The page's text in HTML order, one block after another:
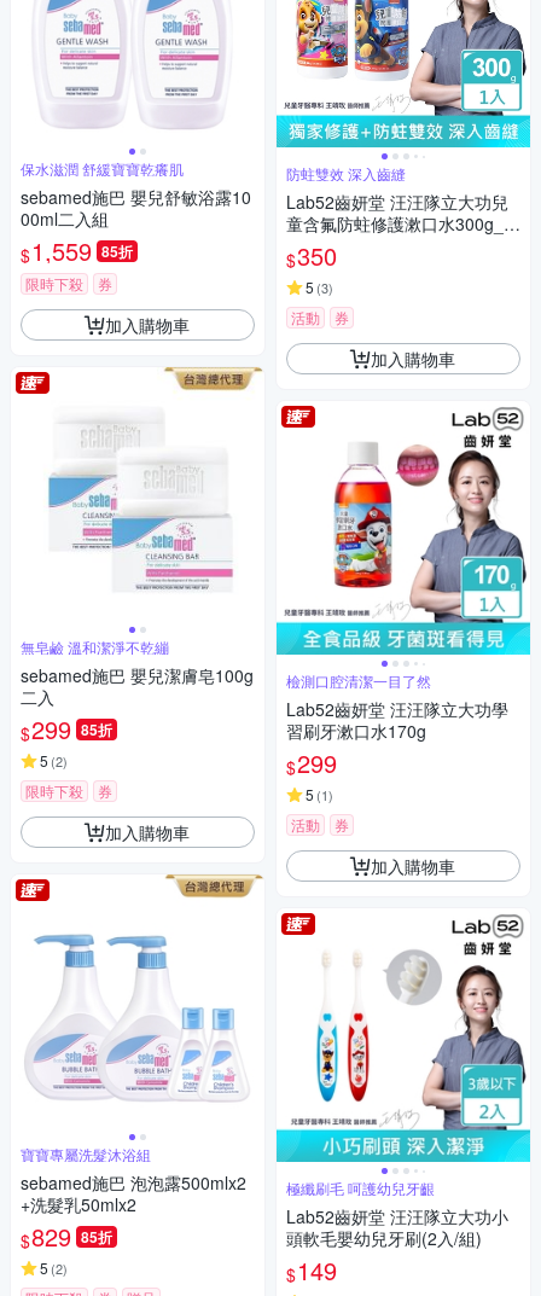
保水滋潤 舒緩寶寶乾癢肌
sebamed施巴 嬰兒舒敏浴露10
00ml二入組
$1,559 85折
限時下殺 券
加入購物車
無皂鹼 溫和潔淨不乾繃
sebamed施巴 嬰兒潔膚皂100g
二入
$299 85折
5 (2)
限時下殺 券
加入購物車
寶寶專屬洗髮沐浴組
sebamed施巴 泡泡露500mlx2
+洗髮乳50mlx2
$829 85折
5 (2)
防蛀雙效 深入齒縫
Lab52齒妍堂 汪汪隊立大功兒
童含氟防蛀修護漱口水300g_口
味任選
$350
5 (3)
活動 券
加入購物車
檢測口腔清潔一目了然
Lab52齒妍堂 汪汪隊立大功學
習刷牙漱口水170g
$299
5 (1)
活動 券
加入購物車
極纖刷毛 呵護幼兒牙齦
Lab52齒妍堂 汪汪隊立大功小
頭軟毛嬰幼兒牙刷(2入/組)
$149